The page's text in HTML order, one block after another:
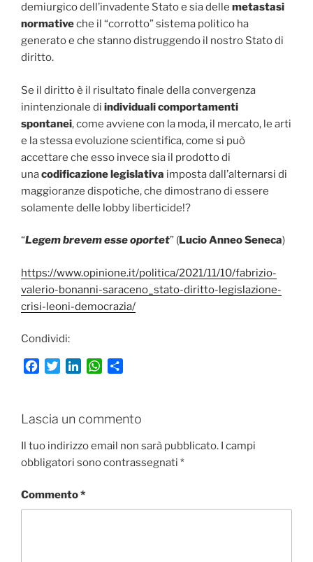
demiurgico dell’invadente Stato e sia delle metastasi
normativeche il “corrotto” sistema politico ha
generato e che stanno distruggendo il nostro Stato di
diritto.
Se il diritto è il risultato finale della convergenza
inintenzionale di individuali comportamenti
spontanei, come avviene con la moda, il mercato, le arti
e la stessa evoluzione scientifica, come si può
accettare che esso invece sia il prodotto di
unacodificazione legislativa imposta dall’alternarsi di
maggioranze dispotiche, che dimostrano di essere
solamente delle lobby liberticide!?
“Legem brevem esse oportet” (Lucio Anneo Seneca)
https://www.opinione.it/politica/2021/11/10/fabrizio-
valerio-bonanni-saraceno_stato-diritto-legislazione-
crisi-leoni-democrazia/
Condividi:
b
o
o
t
e
r
e
d
I
W
s
A
p
i
v
i
Lascia un commento
Il tuo indirizzo email non sarà pubblicato. I campi
obbligatori sono contrassegnati *
Commento*